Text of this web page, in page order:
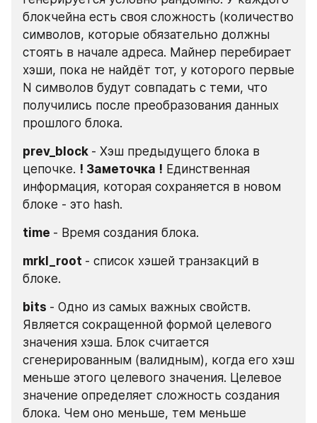
блокчейна есть своя сложность (количество
символов, которые обязательно должны
стоять в начале адреса. Майнер перебирает
хэши, пока не найдёт тот, у которого первые
N символов будут совпадать с теми, что
получились после преобразования данных
прошлого блока.
prev_block - Хэш предыдущего блока в
цепочке. ! Заметочка ! Единственная
информация, которая сохраняется в новом
блоке - это hash.
time - Время создания блока.
mrkl_root - список хэшей транзакций в
блоке.
bits - Одно из самых важных свойств.
Является сокращенной формой целевого
значения хэша. Блок считается
сгенерированным (валидным), когда его хэш
меньше этого целевого значения. Целевое
значение определяет сложность создания
блока. Чем оно меньше, тем меньше